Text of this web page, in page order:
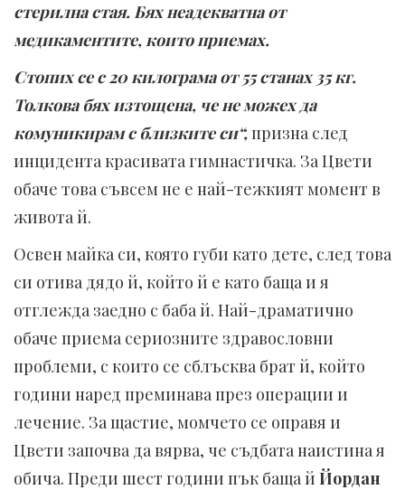
стерилна стая. Бях неадекватна от
медикаментите, които приемах.
Стопих се с 20 килограма от 55 станах 35 кг.
Толкова бях изтощена, че не можех да
комуникирам с близките си“,призна след
инцидента красивата гимнастичка. За Цвети
обаче това съвсем не е най-тежкият момент в
живота й.
Освен майка си, която губи като дете, след това
си отива дядо й, който й е като баща и я
отглежда заедно с баба й. Най-драматично
обаче приема сериозните здравословни
проблеми, с които се сблъсква брат й, който
години наред преминава през операции и
лечение. За щастие, момчето се оправя и
Цвети започва да вярва, че съдбата наистина я
обича. Преди шест години пък баща й Йордан